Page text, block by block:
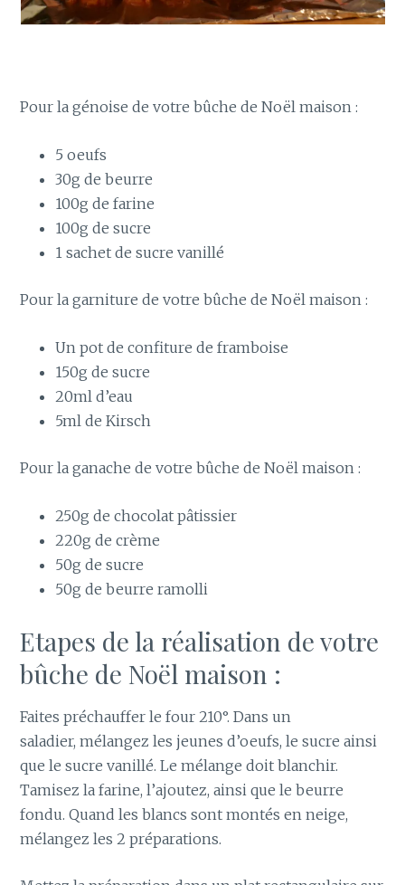
Pour la génoise de votre bûche de Noël maison :
5 oeufs
30g de beurre
100g de farine
100g de sucre
1 sachet de sucre vanillé
Pour la garniture de votre bûche de Noël maison :
Un pot de confiture de framboise
150g de sucre
20ml d’eau
5ml de Kirsch
Pour la ganache de votre bûche de Noël maison :
250g de chocolat pâtissier
220g de crème
50g de sucre
50g de beurre ramolli
Etapes de la réalisation de votre
bûche de Noël maison :
Faites préchauffer le four 210°. Dans un
saladier, mélangez les jeunes d’oeufs, le sucre ainsi
que le sucre vanillé. Le mélange doit blanchir.
Tamisez la farine, l’ajoutez, ainsi que le beurre
fondu. Quand les blancs sont montés en neige,
mélangez les 2 préparations.